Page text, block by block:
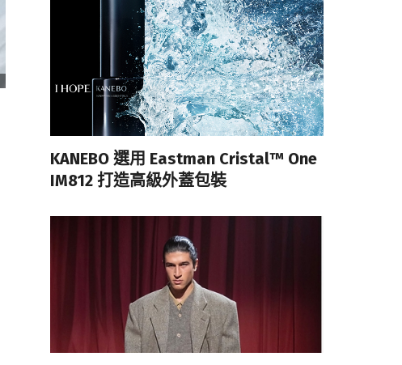
KANEBO 選用 Eastman Cristal™ One
IM812 打造高級外蓋包裝